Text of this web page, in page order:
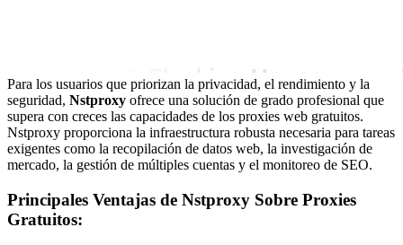
Para los usuarios que priorizan la privacidad, el rendimiento y la
seguridad, Nstproxy ofrece una solución de grado profesional que
supera con creces las capacidades de los proxies web gratuitos.
Nstproxy proporciona la infraestructura robusta necesaria para tareas
exigentes como la recopilación de datos web, la investigación de
mercado, la gestión de múltiples cuentas y el monitoreo de SEO.
Principales Ventajas de Nstproxy Sobre Proxies
Gratuitos: